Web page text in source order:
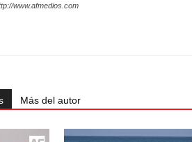
www.afmedios.com
Más del autor